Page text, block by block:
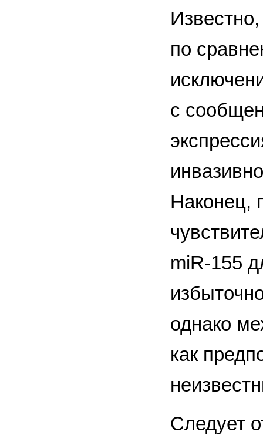
по
с
Наконец,
miR-155
однако
как
Следует